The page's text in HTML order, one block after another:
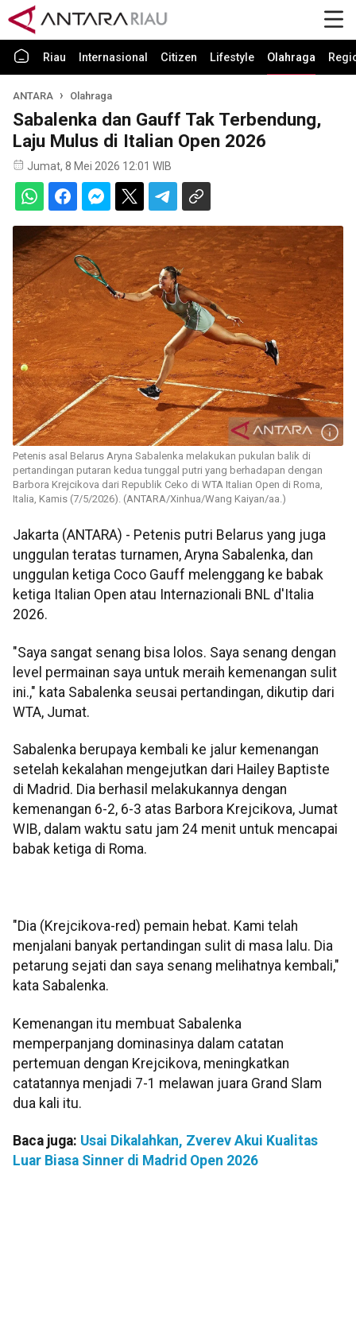
Riau Internasional Citizen Lifestyle Olahraga
ANTARA Olahraga
Sabalenka dan Gauff Tak Terbendung,
Laju Mulus di Italian Open 2026
Jumat, 8 Mei 2026 12:01 WIB
Petenis asal Belarus Aryna Sabalenka melakukan pukulan balik di
pertandingan putaran kedua tunggal putri yang berhadapan dengan
Barbora Krejcikova dari Republik Ceko di WTA Italian Open di Roma,
Italia, Kamis (7/5/2026). (ANTARA/Xinhua/Wang Kaiyan/aa.)
Jakarta (ANTARA) - Petenis putri Belarus yang juga
unggulan teratas turnamen, Aryna Sabalenka, dan
unggulan ketiga Coco Gauff melenggang ke babak
ketiga Italian Open atau Internazionali BNL d'Italia
2026.
"Saya sangat senang bisa lolos. Saya senang dengan
level permainan saya untuk meraih kemenangan sulit
ini.," kata Sabalenka seusai pertandingan, dikutip dari
WTA, Jumat.
Sabalenka berupaya kembali ke jalur kemenangan
setelah kekalahan mengejutkan dari Hailey Baptiste
di Madrid. Dia berhasil melakukannya dengan
kemenangan 6-2, 6-3 atas Barbora Krejcikova, Jumat
WIB, dalam waktu satu jam 24 menit untuk mencapai
babak ketiga di Roma.
"Dia (Krejcikova-red) pemain hebat. Kami telah
menjalani banyak pertandingan sulit di masa lalu. Dia
petarung sejati dan saya senang melihatnya kembali,"
kata Sabalenka.
Kemenangan itu membuat Sabalenka
memperpanjang dominasinya dalam catatan
pertemuan dengan Krejcikova, meningkatkan
catatannya menjadi 7-1 melawan juara Grand Slam
dua kali itu.
Baca juga: Usai Dikalahkan, Zverev Akui Kualitas
Luar Biasa Sinner di Madrid Open 2026